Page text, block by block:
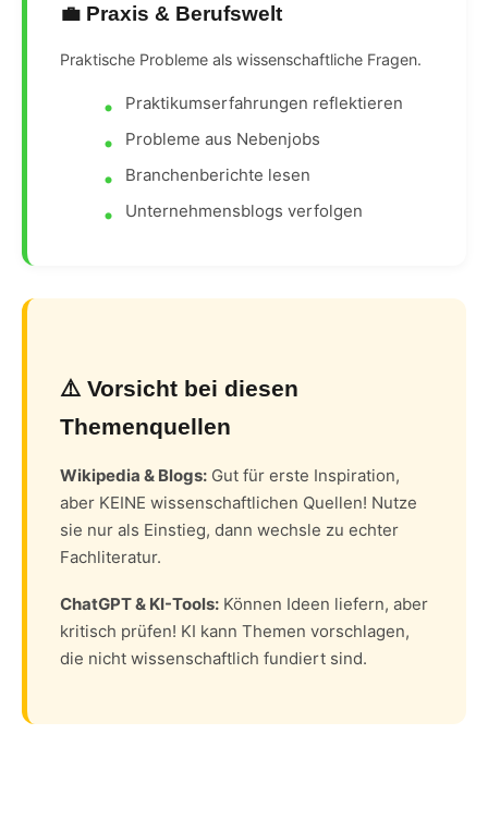
💼 Praxis & Berufswelt
Praktische Probleme als wissenschaftliche Fragen.
Praktikumserfahrungen reflektieren
Probleme aus Nebenjobs
Branchenberichte lesen
Unternehmensblogs verfolgen
⚠️ Vorsicht bei diesen
Themenquellen
Wikipedia & Blogs: Gut für erste Inspiration,
aber KEINE wissenschaftlichen Quellen! Nutze
sie nur als Einstieg, dann wechsle zu echter
Fachliteratur.
ChatGPT & KI-Tools: Können Ideen liefern, aber
kritisch prüfen! KI kann Themen vorschlagen,
die nicht wissenschaftlich fundiert sind.